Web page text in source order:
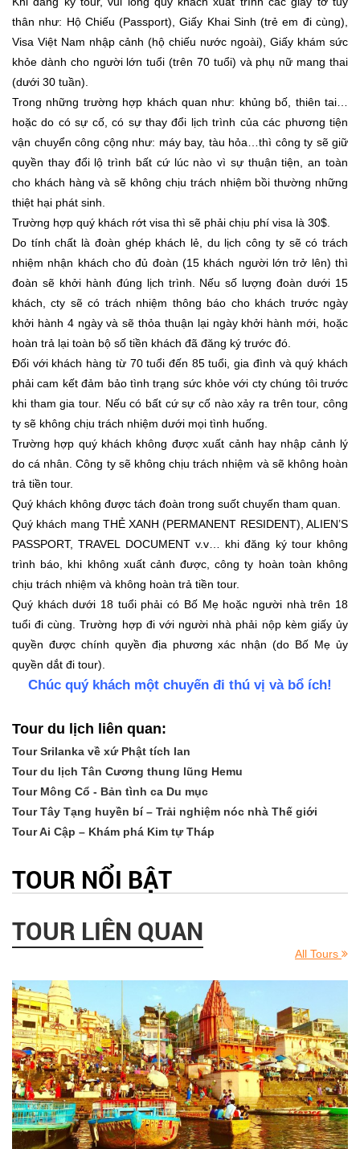
thân như: Hộ Chiếu (Passport), Giấy Khai Sinh (trẻ em đi cùng),
Visa Việt Nam nhập cảnh (hộ chiếu nước ngoài), Giấy khám sức
khỏe dành cho người lớn tuổi (trên 70 tuổi) và phụ nữ mang thai
(dưới 30 tuần).
Trong những trường hợp khách quan như: khủng bố, thiên tai…
hoặc do có sự cố, có sự thay đổi lịch trình của các phương tiện
vận chuyển công cộng như: máy bay, tàu hỏa…thì công ty sẽ giữ
quyền thay đổi lộ trình bất cứ lúc nào vì sự thuận tiện, an toàn
cho khách hàng và sẽ không chịu trách nhiệm bồi thường những
thiệt hại phát sinh.
Trường hợp quý khách rớt visa thì sẽ phải chịu phí visa là 30$.
Do tính chất là đoàn ghép khách lẻ, du lịch công ty sẽ có trách
nhiệm nhận khách cho đủ đoàn (15 khách người lớn trở lên) thì
đoàn sẽ khởi hành đúng lịch trình. Nếu số lượng đoàn dưới 15
khách, cty sẽ có trách nhiệm thông báo cho khách trước ngày
khởi hành 4 ngày và sẽ thỏa thuận lại ngày khởi hành mới, hoặc
hoàn trả lại toàn bộ số tiền khách đã đăng ký trước đó.
Đối với khách hàng từ 70 tuổi đến 85 tuổi, gia đình và quý khách
phải cam kết đảm bảo tình trạng sức khỏe với cty chúng tôi trước
khi tham gia tour. Nếu có bất cứ sự cố nào xảy ra trên tour, công
ty sẽ không chịu trách nhiệm dưới mọi tình huống.
Trường hợp quý khách không được xuất cảnh hay nhập cảnh lý
do cá nhân. Công ty sẽ không chịu trách nhiệm và sẽ không hoàn
trả tiền tour.
Quý khách không được tách đoàn trong suốt chuyến tham quan.
Quý khách mang THẺ XANH (PERMANENT RESIDENT), ALIEN’S
PASSPORT, TRAVEL DOCUMENT v.v… khi đăng ký tour không
trình báo, khi không xuất cảnh được, công ty hoàn toàn không
chịu trách nhiệm và không hoàn trả tiền tour.
Quý khách dưới 18 tuổi phải có Bố Mẹ hoặc người nhà trên 18
tuổi đi cùng. Trường hợp đi với người nhà phải nộp kèm giấy ủy
quyền được chính quyền địa phương xác nhận (do Bố Mẹ ủy
quyền dắt đi tour).
Chúc quý khách một chuyến đi thú vị và bổ ích!
Tour du lịch liên quan:
Tour Srilanka về xứ Phật tích lan
Tour du lịch Tân Cương thung lũng Hemu
Tour Mông Cổ - Bản tình ca Du mục
Tour Tây Tạng huyền bí – Trải nghiệm nóc nhà Thế giới
Tour Ai Cập – Khám phá Kim tự Tháp
TOUR NỔI BẬT
TOUR LIÊN QUAN
All Tours